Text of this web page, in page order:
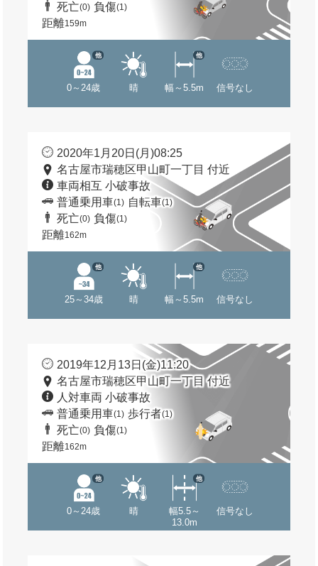
死亡(0) 負傷(1)
距離159m
0～24歳
他
晴 幅～5.5m
他
信号なし
2020年1月20日(月)08:25
名古屋市瑞穂区甲山町一丁目 付近
車両相互 小破事故
普通乗用車(1) 自転車(1)
死亡(0) 負傷(1)
距離162m
25～34歳
他
晴 幅～5.5m
他
信号なし
2019年12月13日(金)11:20
名古屋市瑞穂区甲山町一丁目 付近
人対車両 小破事故
普通乗用車(1) 歩行者(1)
死亡(0) 負傷(1)
距離162m
0～24歳
他
晴
幅5.5～
13.0m
他
信号なし